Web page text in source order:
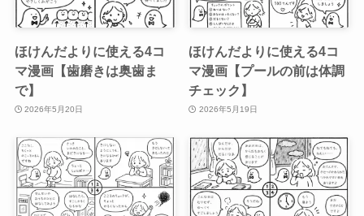
ほけんだよりに使える4コ
マ漫画【歯磨きは奥歯ま
で】
2026年5月20日
ほけんだよりに使える4コ
マ漫画【プールの前は体調
チェック】
2026年5月19日